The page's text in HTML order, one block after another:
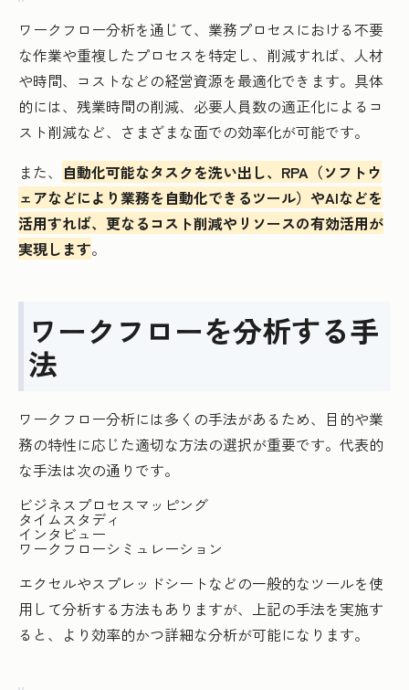
ワークフロー分析を通じて、業務プロセスにおける不要
な作業や重複したプロセスを特定し、削減すれば、人材
や時間、コストなどの経営資源を最適化できます。具体
的には、残業時間の削減、必要人員数の適正化によるコ
スト削減など、さまざまな面での効率化が可能です。
また、 自動化可能なタスクを洗い出し、RPA（ソフトウ
ェアなどにより業務を自動化できるツール）やAIなどを
活用すれば、更なるコスト削減やリソースの有効活用が
実現します。
ワークフローを分析する手
法
ワークフロー分析には多くの手法があるため、目的や業
務の特性に応じた適切な方法の選択が重要です。代表的
な手法は次の通りです。
ビジネスプロセスマッピング
タイムスタディ
インタビュー
ワークフローシミュレーション
エクセルやスプレッドシートなどの一般的なツールを使
用して分析する方法もありますが、上記の手法を実施す
ると、より効率的かつ詳細な分析が可能になります。